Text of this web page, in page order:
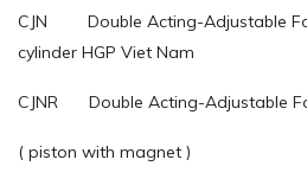
CJN Double Acting-Adjustable
cylinder HGP Viet Nam
CJNR Double Acting-Adjustable
( piston with magnet )